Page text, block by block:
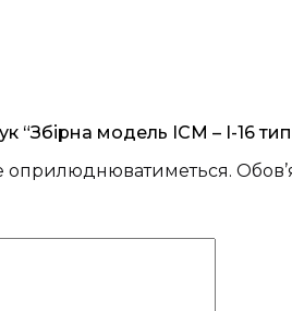
“Збірна модель ICM – I-16
оприлюднюватиметься.